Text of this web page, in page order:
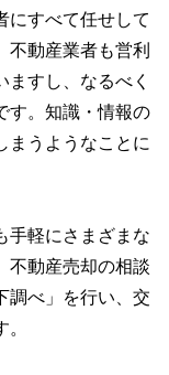
にすべて任せして
不動産業者も営利
すし、なるべく
す。知識・情報の
まうようなことに
手軽にさまざまな
不動産売却の相談
調べ」を行い、交